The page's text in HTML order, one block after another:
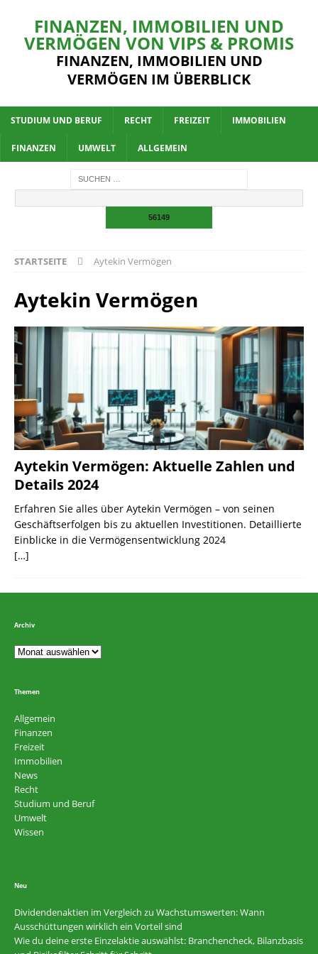
FINANZEN, IMMOBILIEN UND
VERMÖGEN VON VIPS & PROMIS
FINANZEN, IMMOBILIEN UND
VERMÖGEN IM ÜBERBLICK
STUDIUM UND BERUF RECHT FREIZEIT IMMOBILIEN
FINANZEN UMWELT ALLGEMEIN
STARTSEITE Aytekin Vermögen
Aytekin Vermögen
Aytekin Vermögen: Aktuelle Zahlen und
Details 2024
Erfahren Sie alles über Aytekin Vermögen – von seinen
Geschäftserfolgen bis zu aktuellen Investitionen. Detaillierte
Einblicke in die Vermögensentwicklung 2024
[…]
Archiv
Themen
Allgemein
Finanzen
Freizeit
Immobilien
News
Recht
Studium und Beruf
Umwelt
Wissen
Neu
Dividendenaktien im Vergleich zu Wachstumswerten: Wann
Ausschüttungen wirklich ein Vorteil sind
Wie du deine erste Einzelaktie auswählst: Branchencheck, Bilanzbasis